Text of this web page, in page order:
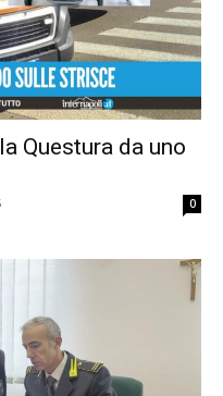
Questura da uno
0